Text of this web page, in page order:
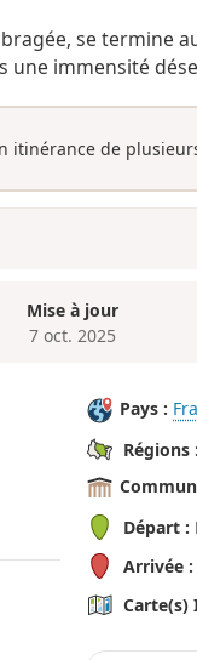
se termine
une immensité
itinérance de
Mise à jour
7 oct. 2025
Pays :
Régions :
Départ :
Arrivée :
Carte(s)